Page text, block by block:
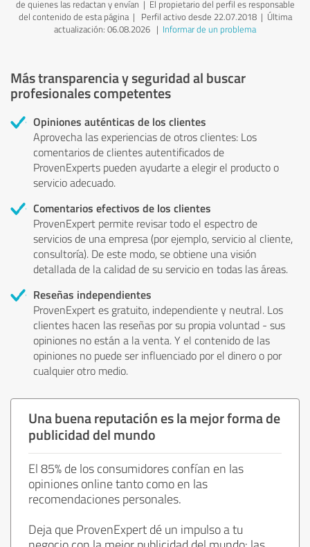
de quienes las redactan y envían | El propietario del perfil es responsable
del contenido de esta página| Perfil activo desde 22.07.2018 | Última
actualización: 06.08.2026 | Informar de un problema
Más transparencia y seguridad al buscar
profesionales competentes
Opiniones auténticas de los clientes
Aprovecha las experiencias de otros clientes: Los
comentarios de clientes autentificados de
ProvenExperts pueden ayudarte a elegir el producto o
servicio adecuado.
Comentarios efectivos de los clientes
ProvenExpert permite revisar todo el espectro de
servicios de una empresa (por ejemplo, servicio al cliente,
consultoría). De este modo, se obtiene una visión
detallada de la calidad de su servicio en todas las áreas.
Reseñas independientes
ProvenExpert es gratuito, independiente y neutral. Los
clientes hacen las reseñas por su propia voluntad - sus
opiniones no están a la venta. Y el contenido de las
opiniones no puede ser influenciado por el dinero o por
cualquier otro medio.
Una buena reputación es la mejor forma de
publicidad del mundo
El 85% de los consumidores confían en las
opiniones online tanto como en las
recomendaciones personales.
Deja que ProvenExpert dé un impulso a tu